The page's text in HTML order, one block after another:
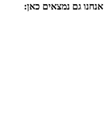
אנחנו גם נמצאים כאן: